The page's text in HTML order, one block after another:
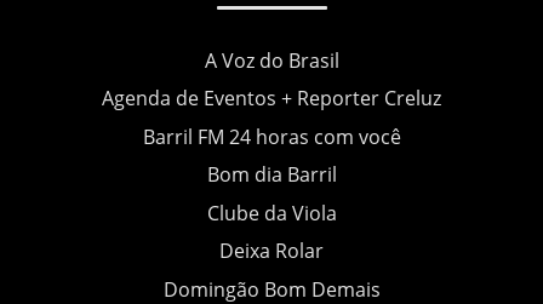
A Voz do Brasil
Agenda de Eventos + Reporter Creluz
Barril FM 24 horas com você
Bom dia Barril
Clube da Viola
Deixa Rolar
Domingão Bom Demais